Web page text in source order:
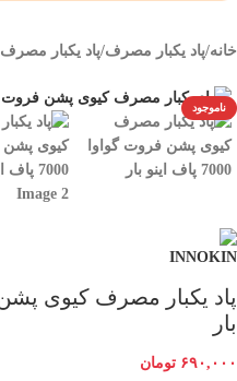
خانه/پاد یکبار مصرف/پاد یکبار مصرف 7000 پاف
ناموجود
بار
۶۹۰,۰۰۰ تومان